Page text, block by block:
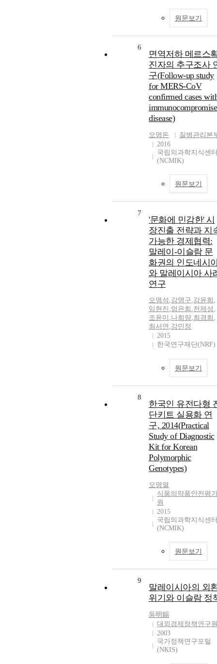
원문보기
6
면역저하 메르스
진자의 추구조사
구(Follow-up study
for MERS-CoV
confirmed cases
disease)
오명돈
질병관리본
2016
국립의과학지식센
(NCMIK)
원문보기
7
'문화에 민감한' 시
장진출 전략과 지
가능한 경제협력:
말레이-이슬람 문
화권의 인도네시
와 말레이시아 사
연구
오명석 ,강명구,강윤희 ,
임현진 ,엄은희 ,전제성 ,
조윤미 ,나희량,최경희 ,
최서연 ,강민정
2015
한국연구재단(NRF)
원문보기
8
한국인 유전다형
단키트 실용화 연
구, 2014(Practical
Study of Diagnostic
Kit for Korean
Polymorphic
Genotypes)
오명열
식품의약품안전평
원
2015
국립의과학지식센
(NCMIK)
원문보기
9
말레이시아의 외
위기와 이슬람 정
吳明錫
대외경제정책연구
2003
국가정책연구포털
(NKIS)